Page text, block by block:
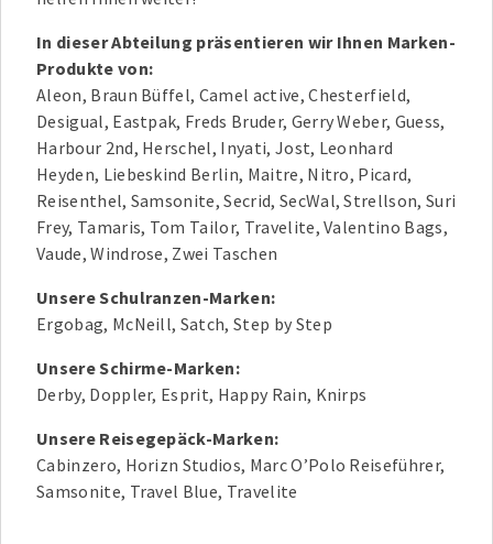
In dieser Abteilung präsentieren wir Ihnen Marken-
Produkte von:
Aleon, Braun Büffel, Camel active, Chesterfield,
Desigual, Eastpak, Freds Bruder, Gerry Weber, Guess,
Harbour 2nd, Herschel, Inyati, Jost, Leonhard
Heyden, Liebeskind Berlin, Maitre, Nitro, Picard,
Reisenthel, Samsonite, Secrid, SecWal, Strellson, Suri
Frey, Tamaris, Tom Tailor, Travelite, Valentino Bags,
Vaude, Windrose, Zwei Taschen
Unsere Schulranzen-Marken:
Ergobag, McNeill, Satch, Step by Step
Unsere Schirme-Marken:
Derby, Doppler, Esprit, Happy Rain, Knirps
Unsere Reisegepäck-Marken:
Cabinzero, Horizn Studios, Marc O’Polo Reiseführer,
Samsonite, Travel Blue, Travelite